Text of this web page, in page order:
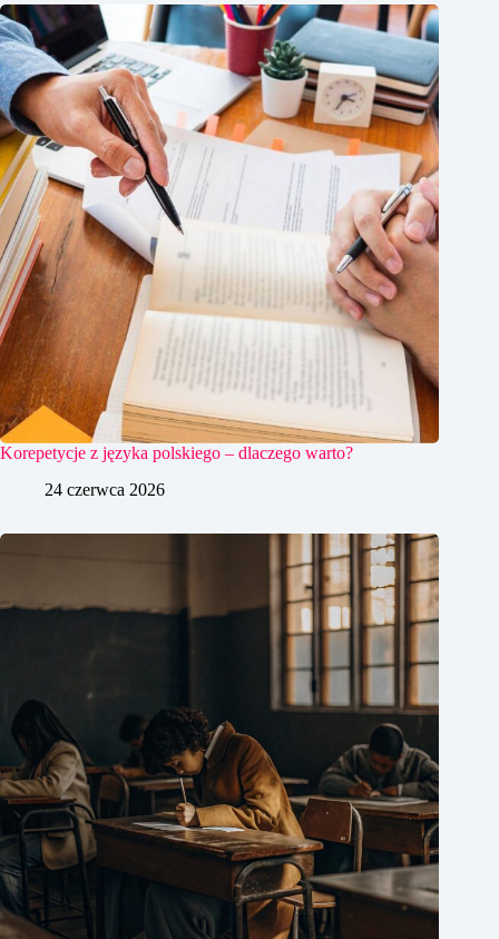
Korepetycje z języka polskiego – dlaczego warto?
24 czerwca 2026